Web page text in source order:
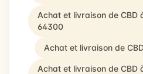
Achat et livraison de
64300
Achat et livraison de
Achat et livraison de CBD